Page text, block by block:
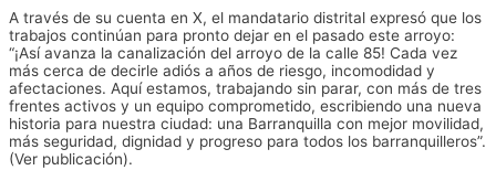
A través de su cuenta en X, el mandatario distrital expresó que los
trabajos continúan para pronto dejar en el pasado este arroyo:
“¡Así avanza la canalización del arroyo de la calle 85! Cada vez
más cerca de decirle adiós a años de riesgo, incomodidad y
afectaciones. Aquí estamos, trabajando sin parar, con más de tres
frentes activos y un equipo comprometido, escribiendo una nueva
historia para nuestra ciudad: una Barranquilla con mejor movilidad,
más seguridad, dignidad y progreso para todos los barranquilleros”.
(Ver publicación).